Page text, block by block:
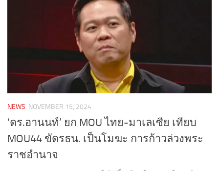
NEWS NOVEMBER 15, 2024
‘ดร.อานนท์’ ยก MOU ไทย-มาเลเซีย เทียบ
MOU44 ขัดรธน. เป็นโมฆะ การก้าวล่วงพระ
ราชอำนาจ